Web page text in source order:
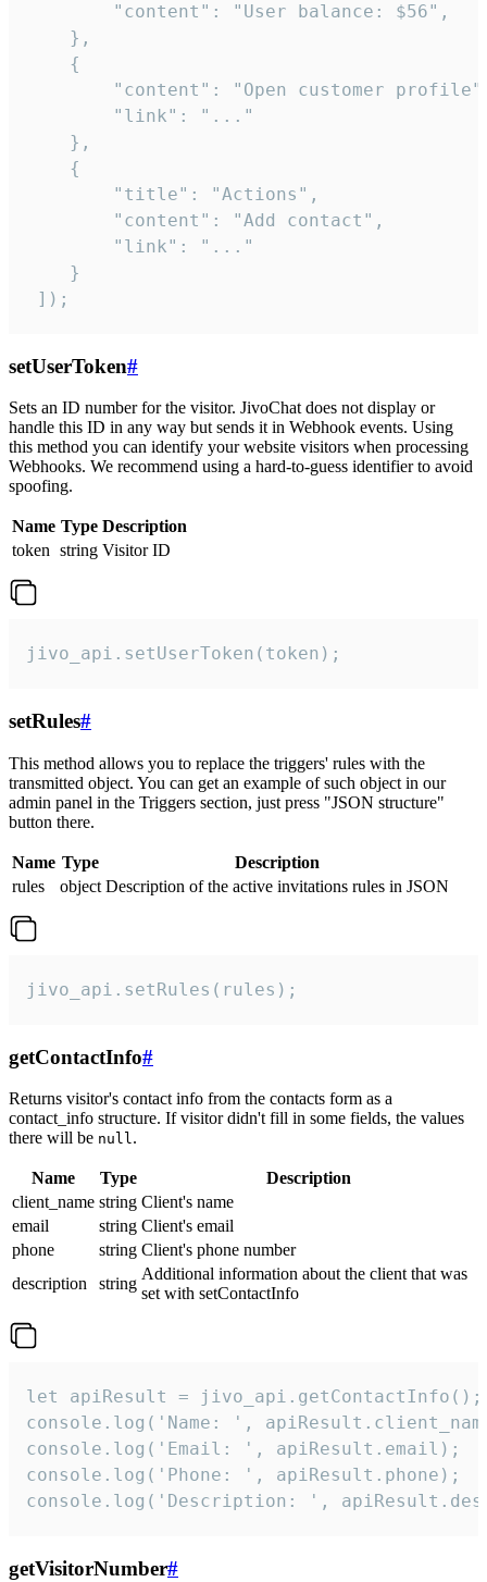
        "content": "User balance: $56",
    },
    {
"content": "Open customer
        "link": "..."
    },
    {
        "title": "Actions",
        "content": "Add contact",
        "link": "..."
    }
]);
setUserToken#
Sets an ID number for the visitor. JivoChat does not display or
handle this ID in any way but sends it in Webhook events. Using
this method you can identify your website visitors when processing
Webhooks. We recommend using a hard-to-guess identifier to avoid
spoofing.
Name Type Description
token string Visitor ID
jivo_api.setUserToken(token);
setRules#
This method allows you to replace the triggers' rules with the
transmitted object. You can get an example of such object in our
admin panel in the Triggers section, just press "JSON structure"
button there.
Name Type
Description
rules
object Description of the active invitations rules in JSON
jivo_api.setRules(rules);
getContactInfo#
Returns visitor's contact info from the contacts form as a
contact_info structure. If visitor didn't fill in some fields, the values
there will be null.
Name Type
Description
client_name string Client's name
email
string Client's email
phone
string Client's phone number
description
string
Additional information about the client that was
set with setContactInfo
let apiResult = jivo_api.getContactInfo();
console.log('Name: ',
console.log('Email: ', apiResult.email);
console.log('Phone: ', apiResult.phone);
console.log('Description: ',
getVisitorNumber#